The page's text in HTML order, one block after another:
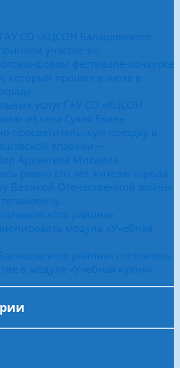
СО «КЦСОН Балашовского
участие во
фестивале-конкурсе
который прошел в июле в
услуг ГАУ СО «КЦСОН
из села Сухая Елань
просветительскую поездку в
епархии —
Архангела Михаила
ровно сто лет жителю города
Великой Отечественной войны
района»
модуль «Учебная
района» состоялось
в модуле «Учебная кухня»